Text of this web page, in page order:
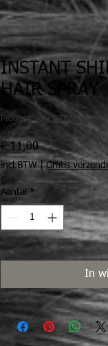
INSTANT
HAIR SPRAY
Productcode: ART-
€ 11,00Prijs
incl.BTW|Gratis
Aantal *
In